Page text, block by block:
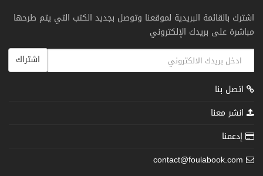
اشترك بالقائمة البريدية لموقعنا وتوصل بجديد الكتب التي يتم طرحها
مباشرة على بريدك الإلكتروني
اشتراك
اتصل بنا
انشر معنا
إدعمنا
contact@foulabook.com